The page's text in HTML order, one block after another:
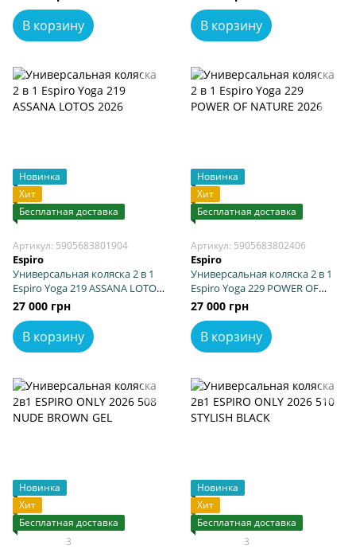
В корзину В корзину
Новинка
Хит
Бесплатная доставка
Артикул: 5905683801904
Espiro
Универсальная коляска 2 в 1
Espiro Yoga 219 ASSANA LOTOS
2026
27 000 грн
В корзину
Новинка
Хит
Бесплатная доставка
Артикул: 5905683802406
Espiro
Универсальная коляска 2 в 1
Espiro Yoga 229 POWER OF
NATURE 2026
27 000 грн
В корзину
Новинка
Хит
Бесплатная доставка
3
Новинка
Хит
Бесплатная доставка
3